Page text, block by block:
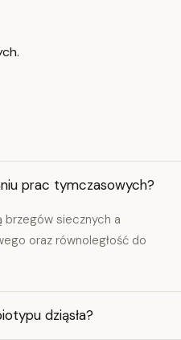
prac tymczasowych?
brzegów siecznych a
oraz równoległość do
dziąsła?